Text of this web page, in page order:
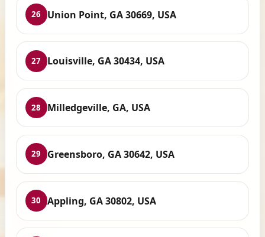
26 Union Point, GA 30669, USA
27 Louisville, GA 30434, USA
28 Milledgeville, GA, USA
29 Greensboro, GA 30642, USA
30 Appling, GA 30802, USA